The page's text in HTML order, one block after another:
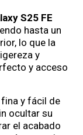
S25 FE
hasta un
lo que la
y
y acceso
y fácil de
ocultar su
el acabado